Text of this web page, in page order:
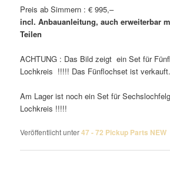
Preis ab Simmern : € 995,–
incl. Anbauanleitung, auch erweiterbar
Teilen
ACHTUNG : Das Bild zeigt ein Set für
Lochkreis !!!!! Das Fünflochset ist verkauft.
Am Lager ist noch ein Set für
Lochkreis !!!!!
Veröffentlicht unter47 - 72 Pickup Parts NEW